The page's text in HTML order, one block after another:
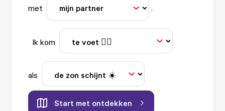
met .
Ik kom
als
Start met ontdekken